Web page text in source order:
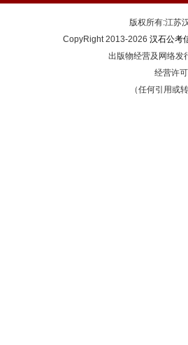
版权所有:江
CopyRight 2013-2026 汉石公考
出版物经营及网络发
经营许
（任何引用或